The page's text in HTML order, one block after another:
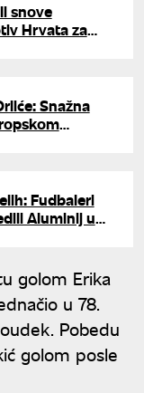
snove
Hrvata za
Snažna
Fudbaleri
Aluminij u
golom Erika
u 78.
Pobedu
golom posle